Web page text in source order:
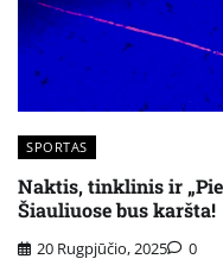
SPORTAS
Naktis, tinklinis ir
Šiauliuose bus karšta!
20 Rugpjūčio, 2025 0